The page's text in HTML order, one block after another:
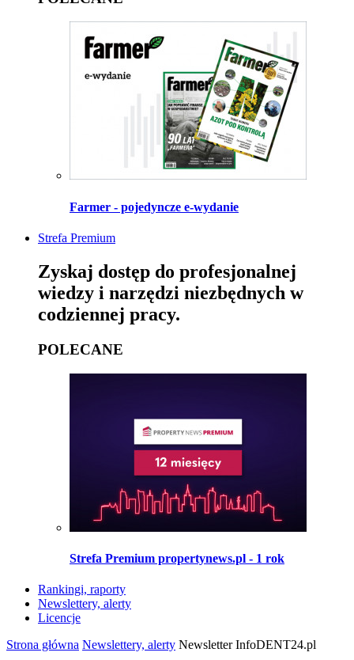
Farmer - pojedyncze e-wydanie
Strefa Premium
Zyskaj dostęp do profesjonalnej
wiedzy i narzędzi niezbędnych w
codziennej pracy.
POLECANE
Strefa Premium propertynews.pl - 1 rok
Rankingi, raporty
Newslettery, alerty
Licencje
Strona główna Newslettery, alerty Newsletter InfoDENT24.pl